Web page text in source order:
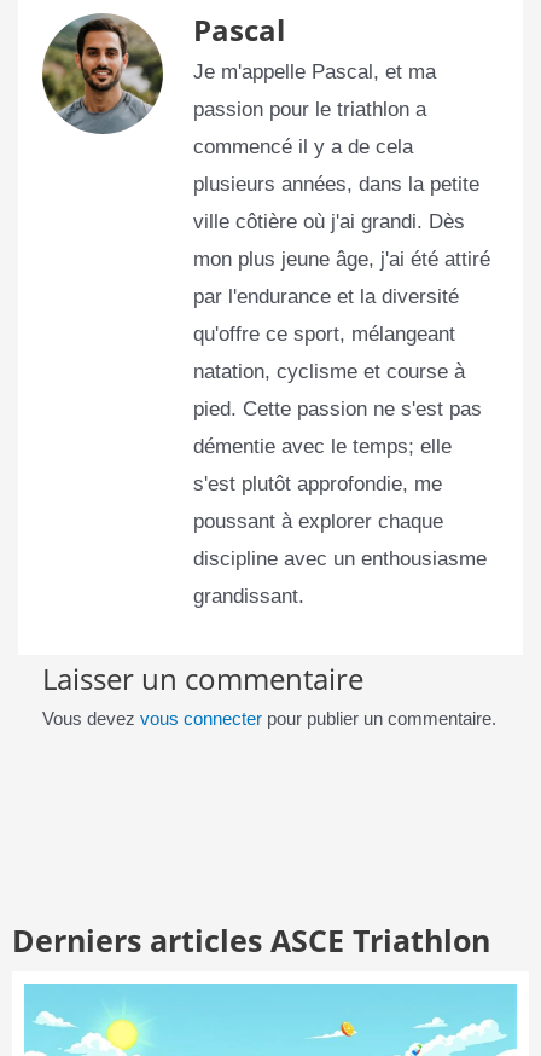
Pascal
Je m'appelle Pascal, et ma
passion pour le triathlon a
commencé il y a de cela
plusieurs années, dans la petite
ville côtière où j'ai grandi. Dès
mon plus jeune âge, j'ai été attiré
par l'endurance et la diversité
qu'offre ce sport, mélangeant
natation, cyclisme et course à
pied. Cette passion ne s'est pas
démentie avec le temps; elle
s'est plutôt approfondie, me
poussant à explorer chaque
discipline avec un enthousiasme
grandissant.
Laisser un commentaire
Vous devez vous connecterpour publier un commentaire.
Derniers articles ASCE Triathlon